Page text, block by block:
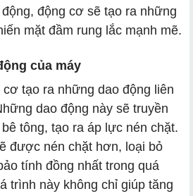
động cơ sẽ tạo ra những
mặt đầm rung lắc mạnh mẽ.
của máy
tạo ra những dao động liên
dao động này sẽ truyền
tông, tạo ra áp lực nén chặt.
được nén chặt hơn, loại bỏ
tính đồng nhất trong quá
trình này không chỉ giúp tăng